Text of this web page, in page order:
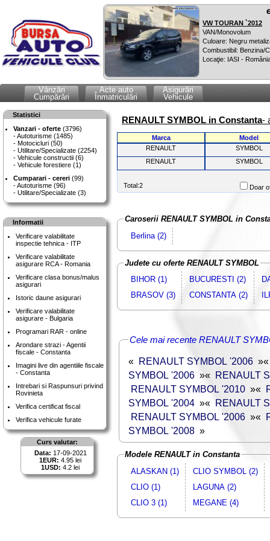
VW TOURAN `2012
VAN/Monovolum
Culoare: Negru
Combustibil: Benzina/
Locaţie: IASI -
Vânzări
Cumpărări
Acte auto
Înmatriculări
Asigurări
Vehicule
Statistici
Vanzari - oferte (3796)
Autoturisme (1485)
Motocicluri (50)
Utilitare/Specializate (2254)
Vehicule constructii (6)
Vehicule forestiere (1)
Cumparari - cereri (99)
Autoturisme (96)
Utilitare/Specializate (3)
Informatii
Verificare valabilitate
inspectie tehnica - ITP
Verificare valabilitate
asigurare RCA - Romania
Verificare clasa bonus/malus
asigurari
Istoric daune asigurari
Verificare valabilitate
asigurare - Bulgaria
Programari RAR - online
Arondare strazi - Agentii
fiscale - Constanta
Imagini live din agentiile fiscale
- Constanta
Intrebari si Raspunsuri privind
Rovinieta
Verifica certificat fiscal
Verifica vehicule furate
Curs valutar:
Data: 17-09-2021
1EUR: 4.95 lei
1USD: 4.2 lei
RENAULT SYMBOL in Constanta-
Marca
Model
RENAULT
SYMBOL
RENAULT
SYMBOL
Total:2 Doar
Caroserii RENAULT SYMBOL in
Berlina (2)
Judete cu oferte RENAULT SYMBOL
BIHOR (1)
BRASOV (3)
BUCURESTI (2)
CONSTANTA (2)
Cele mai recente RENAULT
« RENAULT SYMBOL '2006 »
SYMBOL '2006 »« RENAULT
RENAULT SYMBOL '2010 »«
SYMBOL '2004 »« RENAULT
RENAULT SYMBOL '2006 »«
SYMBOL '2008 »
Modele RENAULT in Constanta
ALASKAN (1)
CLIO (1)
CLIO 3 (1)
CLIO SYMBOL (2)
LAGUNA (2)
MEGANE (4)